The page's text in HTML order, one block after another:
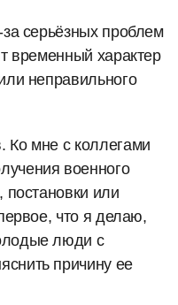
серьёзных проблем
временный характер
неправильного
мне с коллегами
военного
постановки или
что я делаю,
люди с
причину ее